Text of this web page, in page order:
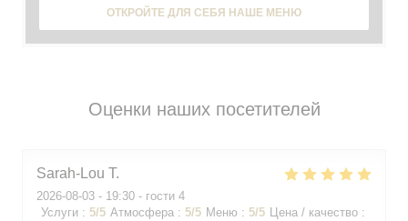
Оценки наших посетителей
Sarah-Lou T
2026-08-03 - 19:30 - гости 4
Услуги : 5/5 Атмосфера : 5/5 Меню : 5/5 Цена / качество :
ОТКРОЙТЕ ДЛЯ СЕБЯ НАШЕ МЕНЮ